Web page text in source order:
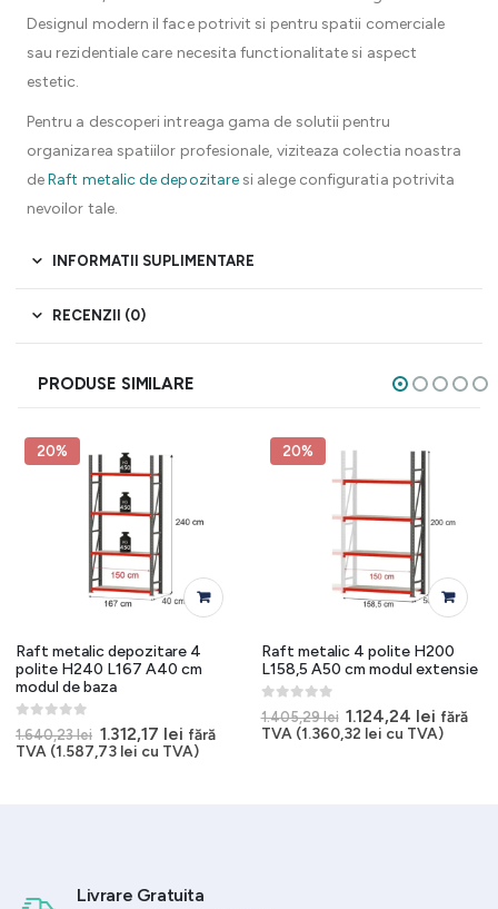
Designul modern il face potrivit si pentru spatii comerciale
sau rezidentiale care necesita functionalitate si aspect
estetic.
Pentru a descoperi intreaga gama de solutii pentru
organizarea spatiilor profesionale, viziteaza colectia noastra
deRaft metalic de depozitaresi alege configuratia potrivita
nevoilor tale.
INFORMATII SUPLIMENTARE
RECENZII (0)
PRODUSE SIMILARE
20%
Raft metalic depozitare 4
polite H240 L167 A40 cm
modul de baza
0 out of 5
1.640,23lei Prețul
inițial
1.312,17 leiPrețul
curent
fără
TVA (1.587,73 lei cu TVA)
20%
Raft metalic 4 polite H200
L158,5 A50 cm modul extensie
0 out of 5
1.405,29lei Prețul
inițial
1.124,24 lei Prețul
curent
fără
TVA (1.360,32 lei cu TVA)
Livrare Gratuita